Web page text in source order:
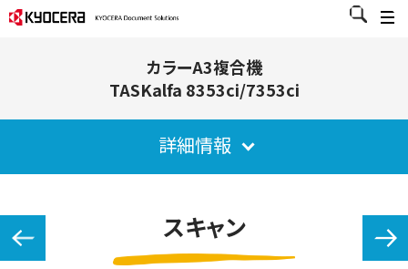
カラーA3複合機
TASKalfa 8353ci/7353ci
詳細情報
スキャン